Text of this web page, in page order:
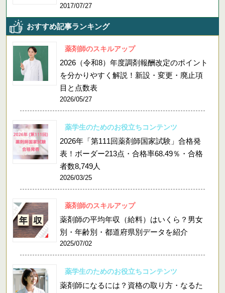
2017/07/27
おすすめ記事ランキング
薬剤師のスキルアップ
2026（令和8）年度調剤報酬改定のポイント
を分かりやすく解説！新設・変更・廃止項
目と点数表
2026/05/27
薬学生のためのお役立ちコンテンツ
2026年「第111回薬剤師国家試験」合格発
表！ボーダー213点・合格率68.49％・合格
者数8,749人
2026/03/25
薬剤師のスキルアップ
薬剤師の平均年収（給料）はいくら？男女
別・年齢別・都道府県別データを紹介
2025/07/02
薬学生のためのお役立ちコンテンツ
薬剤師になるには？資格の取り方・なるた